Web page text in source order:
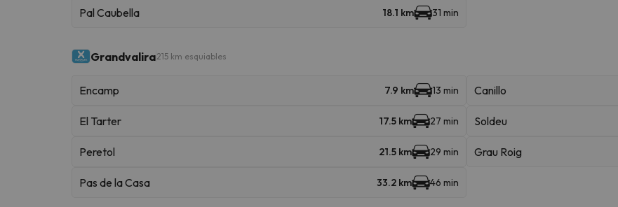
Pal Caubella 18.1 km 31 min
Grandvalira215 km esquiables
Encamp 7.9 km 13 min Canillo
El Tarter 17.5 km 27 min Soldeu
Peretol 21.5 km 29 min Grau Roig
Pas de la Casa 33.2 km 46 min